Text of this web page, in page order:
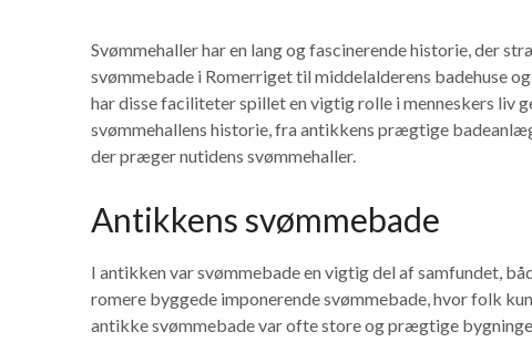
Svømmehaller har en lang og fascinerende historie, der
svømmebade i Romerriget til middelalderens badehuse
har disse faciliteter spillet en vigtig rolle i menneskers liv
svømmehallens historie, fra antikkens prægtige
der præger nutidens svømmehaller.
Antikkens svømmebade
I antikken var svømmebade en vigtig del af samfundet,
romere byggede imponerende svømmebade, hvor folk
antikke svømmebade var ofte store og prægtige